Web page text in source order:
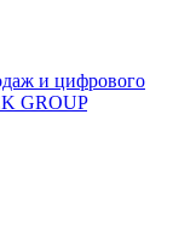
и цифрового
GROUP